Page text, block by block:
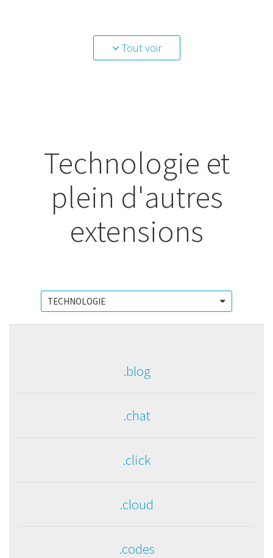
Tout voir
Technologie et
plein d'autres
extensions
.blog
.chat
.click
.cloud
.codes